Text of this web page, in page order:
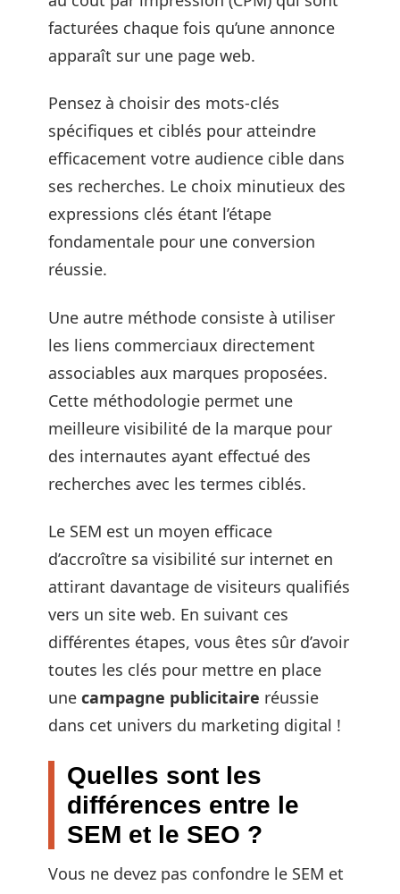
facturées chaque fois qu’une annonce
apparaît sur une page web.
Pensez à choisir des mots-clés
spécifiques et ciblés pour atteindre
efficacement votre audience cible dans
ses recherches. Le choix minutieux des
expressions clés étant l’étape
fondamentale pour une conversion
réussie.
Une autre méthode consiste à utiliser
les liens commerciaux directement
associables aux marques proposées.
Cette méthodologie permet une
meilleure visibilité de la marque pour
des internautes ayant effectué des
recherches avec les termes ciblés.
Le SEM est un moyen efficace
d’accroître sa visibilité sur internet en
attirant davantage de visiteurs qualifiés
vers un site web. En suivant ces
différentes étapes, vous êtes sûr d’avoir
toutes les clés pour mettre en place
une campagne publicitaire réussie
dans cet univers du marketing digital !
Quelles sont les
différences entre le
SEM et le SEO ?
Vous ne devez pas confondre le SEM et